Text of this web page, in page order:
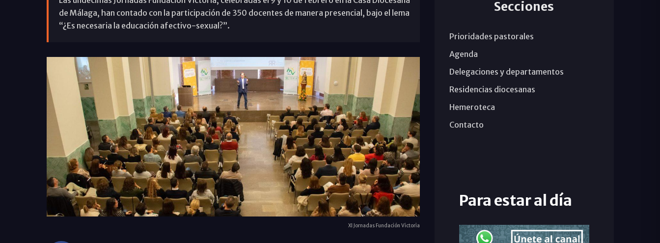
de Málaga, han contado con la participación de 350 docentes de manera presencial, bajo el lema
“¿Es necesaria la educación afectivo-sexual?”.
XI Jornadas Fundación Victoria
Secciones
Prioridades pastorales
Agenda
Delegaciones y departamentos
Residencias diocesanas
Hemeroteca
Contacto
Para estar al día